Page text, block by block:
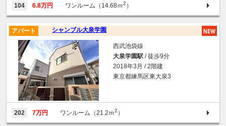
104 6.8万円 ワンルーム（14.68ｍ2 ）
シャンブル大泉学園
アパート
西武池袋線
大泉学園駅 / 徒歩9分
2018年3月 / 2階建
東京都練馬区東大泉3
202 7万円 ワンルーム（21.2ｍ2 ）